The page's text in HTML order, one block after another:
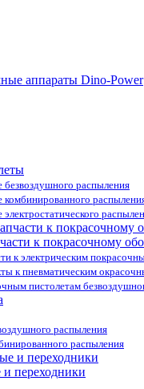
аппараты Dino-Power
распыления
к покрасочному
к электрическим
к пневматическим
пистолетам
распыления
распыления
переходники